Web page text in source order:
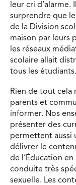
leur cri d’alarme.
surprendre que
de la Division
maison par leurs
les réseaux
scolaire allait
tous les étudiants.
Rien de tout cela
parents et
informer. Nos
présenter des
permettent aussi
délivrer le
de l’Éducation
conduite très
sexuelle. Les